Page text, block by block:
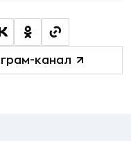
канал